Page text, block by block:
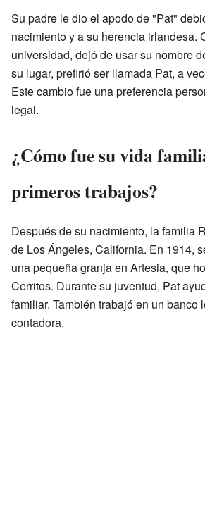
Su padre le dio el apodo de "Pat"
nacimiento y a su herencia irlandesa.
universidad, dejó de usar su nombre
su lugar, prefirió ser llamada Pat, a
Este cambio fue una preferencia
legal.
¿Cómo fue su vida
primeros trabajos?
Después de su nacimiento, la familia
de Los Ángeles, California. En 1914,
una pequeña granja en Artesia, que
Cerritos. Durante su juventud, Pat
familiar. También trabajó en un banco
contadora.